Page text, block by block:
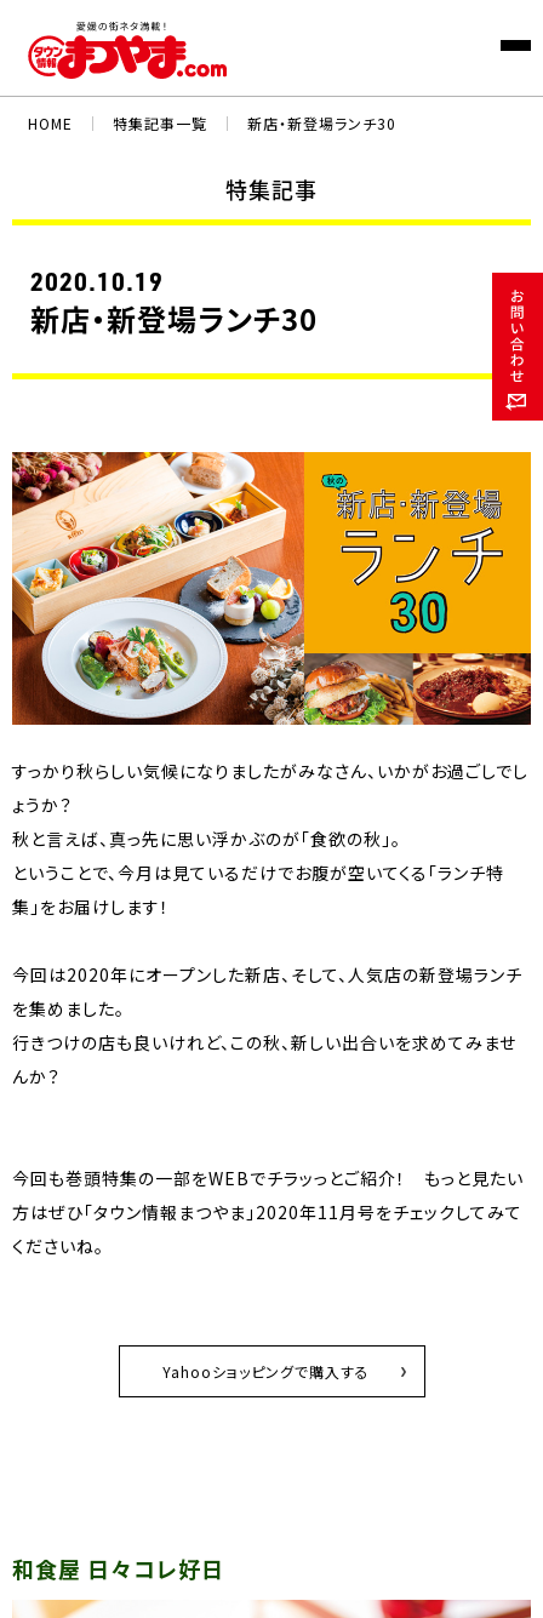
HOME ｜ 特集記事一覧 ｜ 新店・新登場ランチ30
特集記事
2020.10.19
新店・新登場ランチ30
すっかり秋らしい気候になりましたがみなさん、いかがお過ごしでし
ょうか？
秋と言えば、真っ先に思い浮かぶのが「食欲の秋」。
ということで、今月は見ているだけでお腹が空いてくる「ランチ特
集」をお届けします！
今回は2020年にオープンした新店、そして、人気店の新登場ランチ
を集めました。
行きつけの店も良いけれど、この秋、新しい出合いを求めてみませ
んか？
今回も巻頭特集の一部をWEBでチラッっとご紹介！ もっと見たい
方はぜひ「タウン情報まつやま」2020年11月号をチェックしてみて
くださいね。
Yahooショッピングで購入する
和食屋 日々コレ好日